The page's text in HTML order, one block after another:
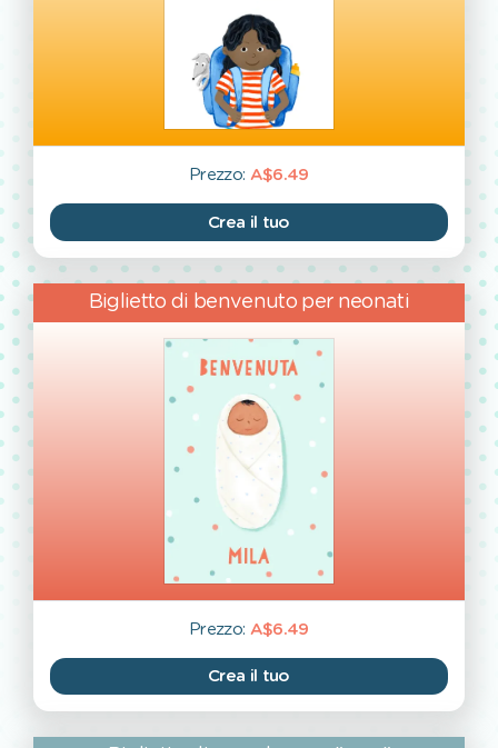
Prezzo: A$6.49
Crea il tuo
Biglietto di benvenuto per neonati
Prezzo: A$6.49
Crea il tuo